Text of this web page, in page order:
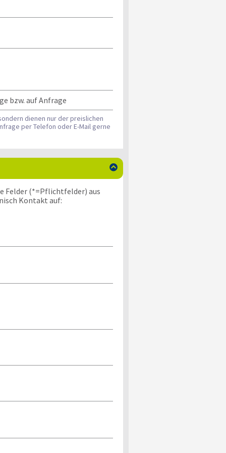
bzw. auf Anfrage
dienen nur der preislichen
per Telefon oder E-Mail gerne

Felder (*=Pflichtfelder) aus
Kontakt auf: